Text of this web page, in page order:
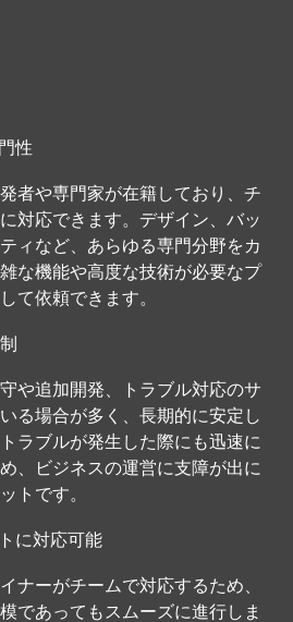
性
者や専門家が在籍しており、チ
対応できます。デザイン、バッ
ィなど、あらゆる専門分野をカ
な機能や高度な技術が必要なプ
て依頼できます。
や追加開発、トラブル対応のサ
る場合が多く、長期的に安定し
ラブルが発生した際にも迅速に
、ビジネスの運営に支障が出に
トです。
に対応可能
ナーがチームで対応するため、
であってもスムーズに進行しま